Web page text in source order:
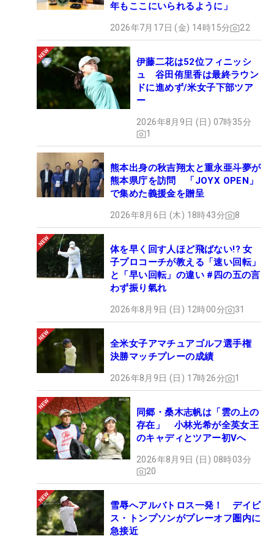
年もここにいられるように」
2026年7月17日 (金) 14時15分 22
伊藤二花は52位フィニッシ
ュ 谷田侑里香は最終ラウン
ドに進めず/米女子下部ツア
ー
2026年8月9日 (日) 07時35分
1
熊本出身の秋吉翔太と重永亜斗夢が
熊本県庁を訪問 「JOYX OPEN」
で集めた義援金を贈呈
2026年8月6日 (木) 18時43分 8
体を早く回す人ほど飛ばない!? 女
子プロコーチが教える「速い回転」
と「早い回転」の違い #四の五の言
わず振り氣れ
2026年8月9日 (日) 12時00分 31
全米女子アマチュアゴルフ選手権
決勝マッチプレーの成績
2026年8月9日 (日) 17時26分 1
同郷・桑木志帆は「雲の上の
存在」 小林光希が全英女王
のキャディとツアー初Vへ
2026年8月9日 (日) 08時03分
20
雪辱へアルバトロス一発！ デイビ
ス・トンプソンがプレーオフ圏内に
急接近